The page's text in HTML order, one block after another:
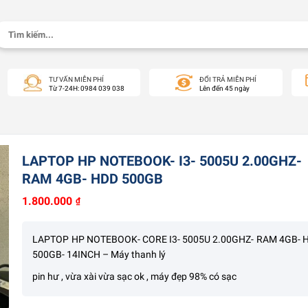
Tìm
TƯ VẤN MIỄN PHÍ
Từ 7-24H: 0984 039 038
ĐỔI TRẢ MIỄN PHÍ
Lên đến 45 ngày
LAPTOP HP NOTEBOOK- I3- 5005U 2.00GHZ-
RAM 4GB- HDD 500GB
1.800.000 ₫
LAPTOP HP NOTEBOOK- CORE I3- 5005U 2.00GHZ- RAM 4GB-
500GB- 14INCH – Máy thanh lý
pin hư , vừa xài vừa sạc ok , máy đẹp 98% có sạc